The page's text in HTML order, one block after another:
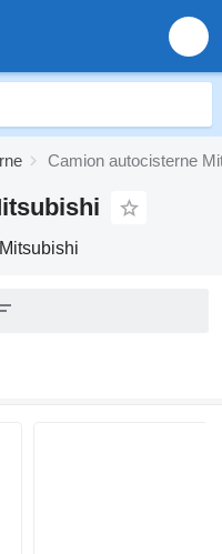
Camion autocisterne